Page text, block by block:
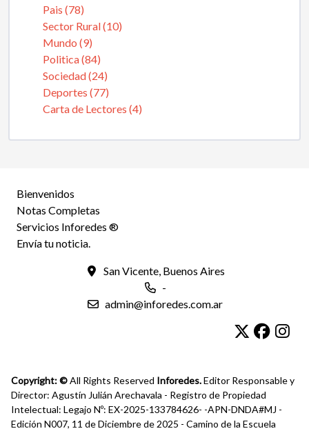
Pais (78)
Sector Rural (10)
Mundo (9)
Politica (84)
Sociedad (24)
Deportes (77)
Carta de Lectores (4)
Bienvenidos
Notas Completas
Servicios Inforedes ®
Envía tu noticia.
San Vicente, Buenos Aires
-
admin@inforedes.com.ar
Copyright: ©All Rights Reserved Inforedes.Editor Responsable y
Director: Agustín Julián Arechavala - Registro de Propiedad
Intelectual: Legajo Nº: EX-2025-133784626- -APN-DNDA#MJ -
Edición N007, 11 de Diciembre de 2025 - Camino de la Escuela